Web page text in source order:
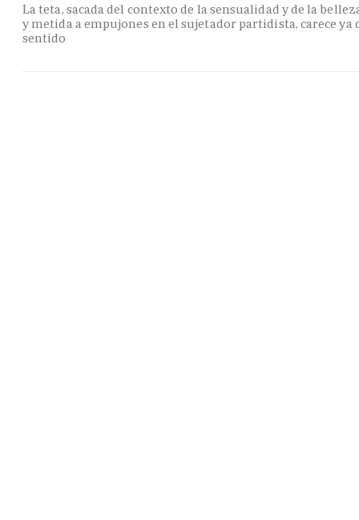
La teta, sacada del contexto de la sensualidad y de la
y metida a empujones en el sujetador partidista, carece ya
sentido